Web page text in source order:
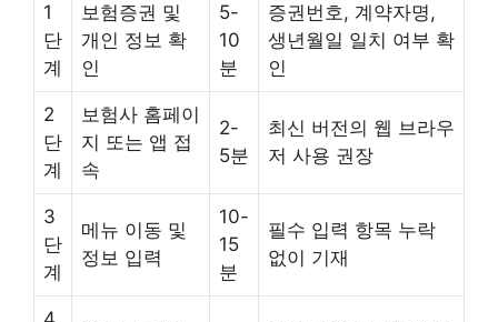
1
단
계
보험증권 및
개인 정보 확
인
5-
10
분
증권번호, 계약자명,
생년월일 일치 여부 확
인
2
단
계
보험사 홈페이
지 또는 앱 접
속
2-
5분
최신 버전의 웹 브라우
저 사용 권장
3
단
계
메뉴 이동 및
정보 입력
10-
15
분
필수 입력 항목 누락
없이 기재